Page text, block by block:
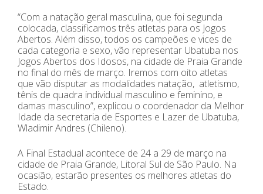
“Com a natação geral masculina, que foi segunda
colocada, classificamos três atletas para os Jogos
Abertos. Além disso, todos os campeões e vices de
cada categoria e sexo, vão representar Ubatuba nos
Jogos Abertos dos Idosos, na cidade de Praia Grande
no final do mês de março. Iremos com oito atletas
que vão disputar as modalidades natação, atletismo,
tênis de quadra individual masculino e feminino, e
damas masculino”, explicou o coordenador da Melhor
Idade da secretaria de Esportes e Lazer de Ubatuba,
Wladimir Andres (Chileno).
A Final Estadual acontece de 24 a 29 de março na
cidade de Praia Grande, Litoral Sul de São Paulo. Na
ocasião, estarão presentes os melhores atletas do
Estado.